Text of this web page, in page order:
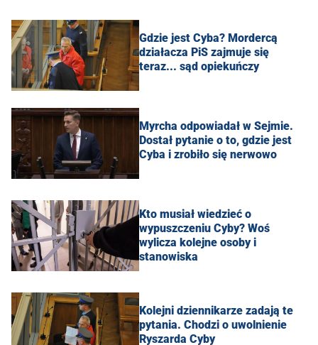
Gdzie jest Cyba? Mordercą
działacza PiS zajmuje się
teraz... sąd opiekuńczy
Myrcha odpowiadał w Sejmie.
Dostał pytanie o to, gdzie jest
Cyba i zrobiło się nerwowo
Kto musiał wiedzieć o
wypuszczeniu Cyby? Woś
wylicza kolejne osoby i
stanowiska
Kolejni dziennikarze zadają te
pytania. Chodzi o uwolnienie
Ryszarda Cyby